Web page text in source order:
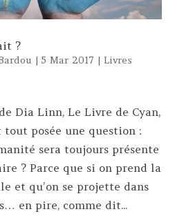
?
| 5 Mar 2017 | Livres
Dia Linn, Le Livre de Cyan,
tout posée une question :
sera toujours présente
? Parce que si on prend la
et qu’on se projette dans
en pire, comme dit...